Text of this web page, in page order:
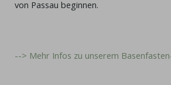
von Passau beginnen.
--> Mehr Infos zu unserem